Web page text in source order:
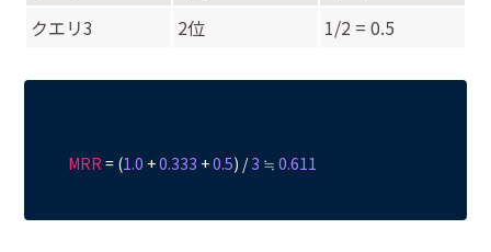
クエリ3
2位 1/2 = 0.5
MRR = (1.0 + 0.333 + 0.5) / 3 ≒ 0.611